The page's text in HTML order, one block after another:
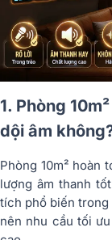
1. Phòng
dội âm
Phòng 10m² hoàn
lượng âm thanh
tích phổ biến trong
nên nhu cầu tối